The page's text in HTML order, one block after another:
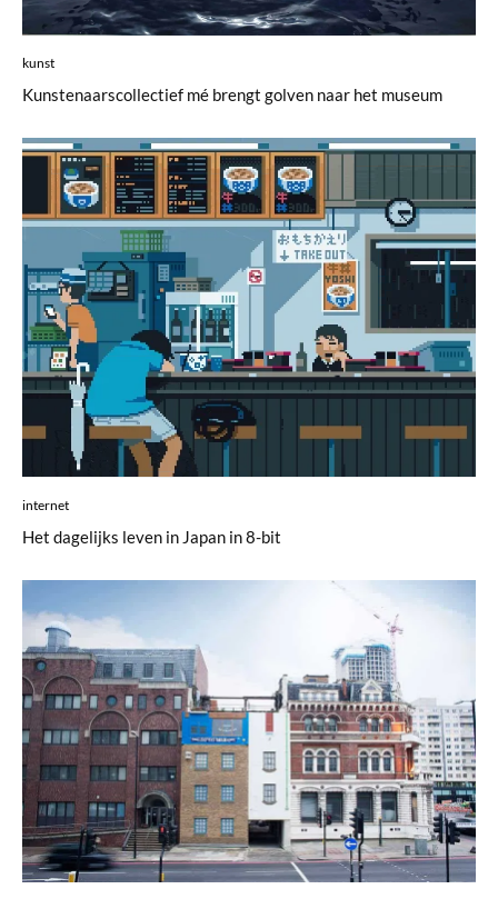
kunst
Kunstenaarscollectief mé brengt golven naar het museum
internet
Het dagelijks leven in Japan in 8-bit